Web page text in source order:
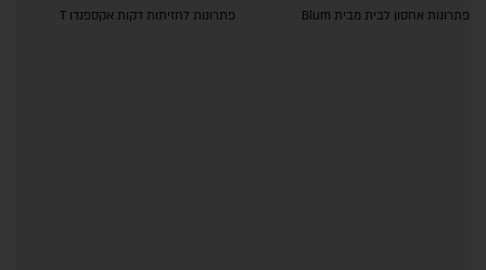
פתרונות אחסון לבית מבית Blum פתרונות לחזיתות דקות אקספנדו T